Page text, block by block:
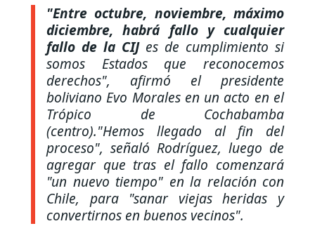
"Entre octubre, noviembre, máximo
diciembre, habrá fallo y cualquier
fallo de la CIJ es de cumplimiento si
somos Estados que reconocemos
derechos", afirmó el presidente
boliviano Evo Morales en un acto en el
Trópico de Cochabamba
(centro)."Hemos llegado al fin del
proceso", señaló Rodríguez, luego de
agregar que tras el fallo comenzará
"un nuevo tiempo" en la relación con
Chile, para "sanar viejas heridas y
convertirnos en buenos vecinos".